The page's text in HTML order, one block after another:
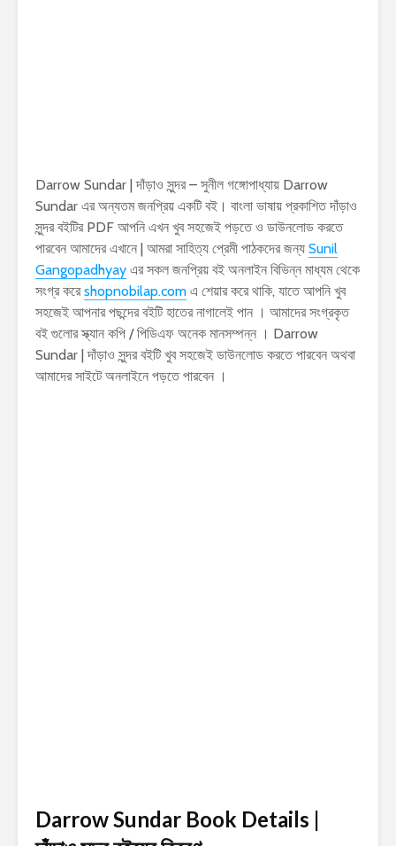
Darrow Sundar | দাঁড়াও সুন্দর – সুনীল গঙ্গোপাধ্যায় Darrow
Sundar এর অন্যতম জনপ্রিয় একটি বই। বাংলা ভাষায় প্রকাশিত দাঁড়াও
সুন্দর বইটির PDF আপনি এখন খুব সহজেই পড়তে ও ডাউনলোড করতে
পারবেন আমাদের এখানে | আমরা সাহিত্য প্রেমী পাঠকদের জন্য Sunil
Gangopadhyay এর সকল জনপ্রিয় বই অনলাইন বিভিন্ন মাধ্যম থেকে
সংগ্র করেshopnobilap.com এ শেয়ার করে থাকি, যাতে আপনি খুব
সহজেই আপনার পছন্দের বইটি হাতের নাগালেই পান । আমাদের সংগ্রকৃত
বই গুলোর স্ক্যান কপি / পিডিএফ অনেক মানসম্পন্ন । Darrow
Sundar | দাঁড়াও সুন্দর বইটি খুব সহজেই ডাউনলোড করতে পারবেন অথবা
আমাদের সাইটে অনলাইনে পড়তে পারবেন ।
Darrow Sundar Book Details |